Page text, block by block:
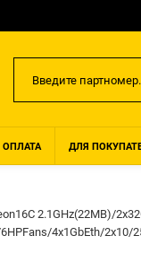
ОПЛАТА ДЛЯ
2.1GHz(22MB)/
4x1GbEth/2x10/